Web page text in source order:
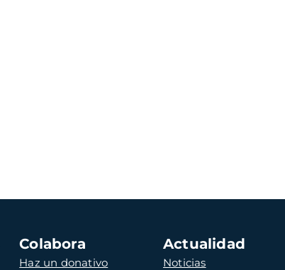
Colabora
Haz un donativo
Actualidad
Noticias